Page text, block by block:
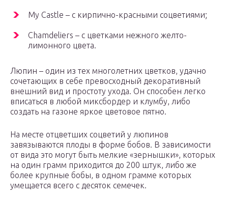
My Castle – с кирпично-красными соцветиями;
Chamdeliers – с цветками нежного желто-
лимонного цвета.
Люпин – один из тех многолетних цветков, удачно
сочетающих в себе превосходный декоративный
внешний вид и простоту ухода. Он способен легко
вписаться в любой миксбордер и клумбу, либо
создать на газоне яркое цветовое пятно.
На месте отцветших соцветий у люпинов
завязываются плоды в форме бобов. В зависимости
от вида это могут быть мелкие «зернышки», которых
на один грамм приходится до 200 штук, либо же
более крупные бобы, в одном грамме которых
умещается всего с десяток семечек.